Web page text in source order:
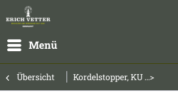
Menü
Übersicht Kordelstopper, KU ...>